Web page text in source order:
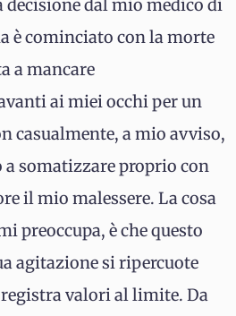
dal mio medico di
è cominciato con la morte
a mancare
ai miei occhi per un
casualmente, a mio avviso,
somatizzare proprio con
il mio malessere. La cosa
preoccupa, è che questo
agitazione si ripercuote
valori al limite. Da